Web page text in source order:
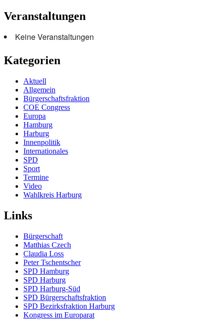
Veranstaltungen
Keine Veranstaltungen
Kategorien
Aktuell
Allgemein
Bürgerschaftsfraktion
COE Congress
Europa
Hamburg
Harburg
Innenpolitik
Internationales
SPD
Sport
Termine
Video
Wahlkreis Harburg
Links
Bürgerschaft
Matthias Czech
Claudia Loss
Peter Tschentscher
SPD Hamburg
SPD Harburg
SPD Harburg-Süd
SPD Bürgerschaftsfraktion
SPD Bezirksfraktion Harburg
Kongress im Europarat